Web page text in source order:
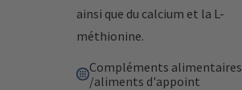
ainsi que du calcium et la L-
méthionine.
Compléments alimentaires
/aliments d'appoint